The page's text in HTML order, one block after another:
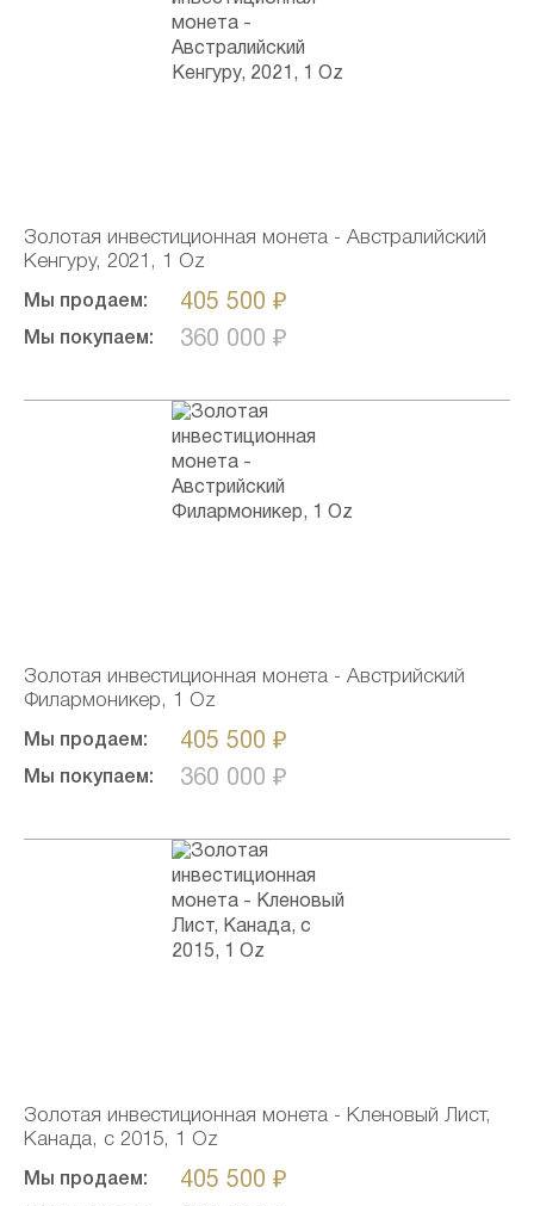
Золотая инвестиционная монета - Австралийский
Кенгуру, 2021, 1 Oz
Мы продаем: 405 500 ₽
Мы покупаем: 360 000 ₽
Золотая инвестиционная монета - Австрийский
Филармоникер, 1 Oz
Мы продаем: 405 500 ₽
Мы покупаем: 360 000 ₽
Золотая инвестиционная монета - Кленовый Лист,
Канада, c 2015, 1 Oz
Мы продаем: 405 500 ₽